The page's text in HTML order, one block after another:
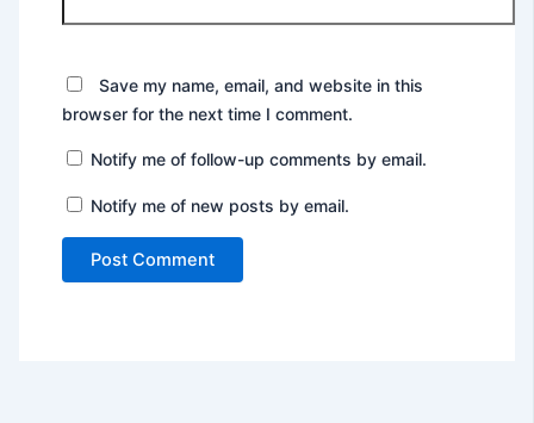
Save my name, email, and website in this
browser for the next time I comment.
Notify me of follow-up comments by email.
Notify me of new posts by email.